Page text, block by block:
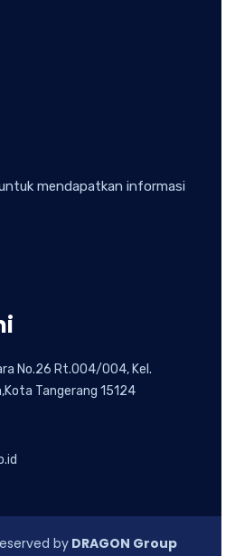
mendapatkan informasi
No.26 Rt.004/004, Kel.
Tangerang 15124
byDRAGON Group